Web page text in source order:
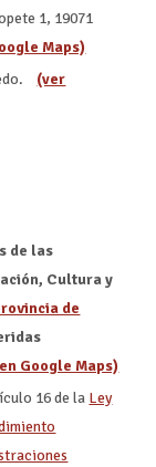
1, 19071
Maps)
(ver
de las
Cultura y
de
Google Maps)
16 de la Ley